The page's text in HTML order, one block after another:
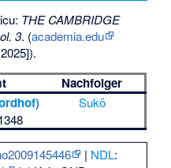
THE CAMBRIDGE
3. (academia.edu
Nachfolger
Sukō
| NDL: